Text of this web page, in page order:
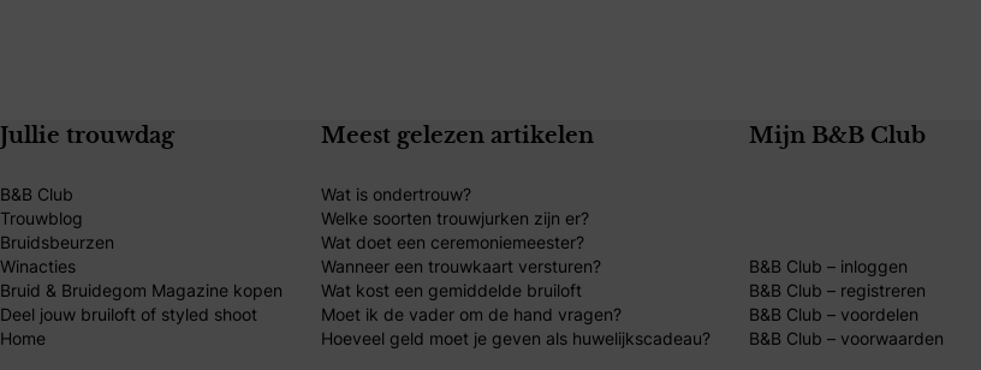
Jullie trouwdag
B&B Club
Trouwblog
Bruidsbeurzen
Winacties
Bruid & Bruidegom Magazine kopen
Deel jouw bruiloft of styled shoot
Home
Meest gelezen artikelen
Wat is ondertrouw?
Welke soorten trouwjurken zijn er?
Wat doet een ceremoniemeester?
Wanneer een trouwkaart versturen?
Wat kost een gemiddelde bruiloft
Moet ik de vader om de hand vragen?
Hoeveel geld moet je geven als huwelijkscadeau?
Mijn B&B Club
B&B Club – inloggen
B&B Club – registreren
B&B Club – voordelen
B&B Club – voorwaarden